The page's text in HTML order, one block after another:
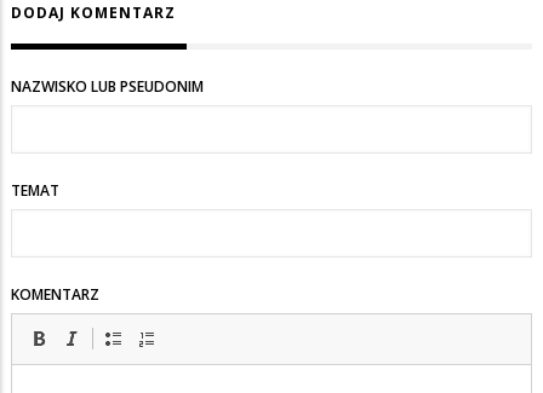
DODAJ KOMENTARZ
NAZWISKO LUB PSEUDONIM
TEMAT
KOMENTARZ